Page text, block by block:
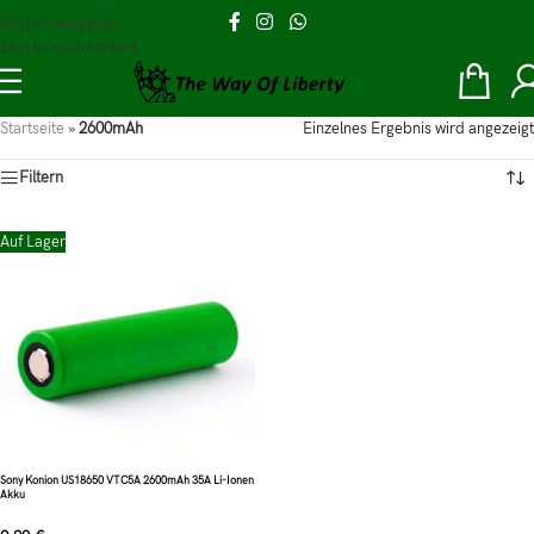
Skip to navigation
Skip to main content
Startseite »2600mAh Einzelnes Ergebnis wird angezeigt
Filtern
Auf Lager
Sony Konion US18650 VTC5A 2600mAh 35A Li-Ionen
Akku